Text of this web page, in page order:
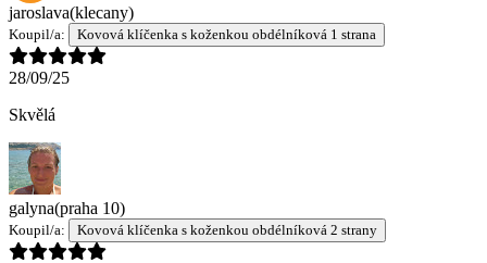
jaroslava(klecany)
Koupil/a: Kovová klíčenka s koženkou obdélníková 1 strana
28/09/25
Skvělá
galyna(praha 10)
Koupil/a: Kovová klíčenka s koženkou obdélníková 2 strany